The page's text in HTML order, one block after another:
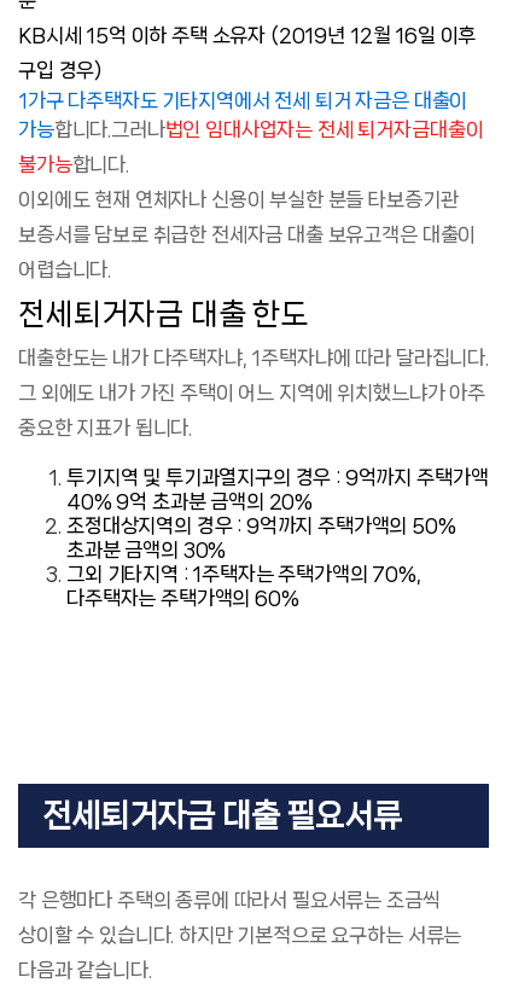
KB시세 15억 이하 주택 소유자 (2019년 12월 16일 이후
구입 경우)
1가구 다주택자도 기타지역에서 전세 퇴거 자금은 대출이
가능합니다.그러나법인 임대사업자는 전세 퇴거자금대출이
불가능합니다.
이외에도 현재 연체자나 신용이 부실한 분들 타보증기관
보증서를 담보로 취급한 전세자금 대출 보유고객은 대출이
어렵습니다.
전세퇴거자금 대출 한도
대출한도는 내가 다주택자냐, 1주택자냐에 따라 달라집니다.
그 외에도 내가 가진 주택이 어느 지역에 위치했느냐가 아주
중요한 지표가 됩니다.
투기지역 및 투기과열지구의 경우 : 9억까지 주택가액
40% 9억 초과분 금액의 20%
조정대상지역의 경우 : 9억까지 주택가액의 50%
초과분 금액의 30%
그외 기타지역 : 1주택자는 주택가액의 70%,
다주택자는 주택가액의 60%
전세퇴거자금 대출 필요서류
각 은행마다 주택의 종류에 따라서 필요서류는 조금씩
상이할 수 있습니다. 하지만 기본적으로 요구하는 서류는
다음과 같습니다.